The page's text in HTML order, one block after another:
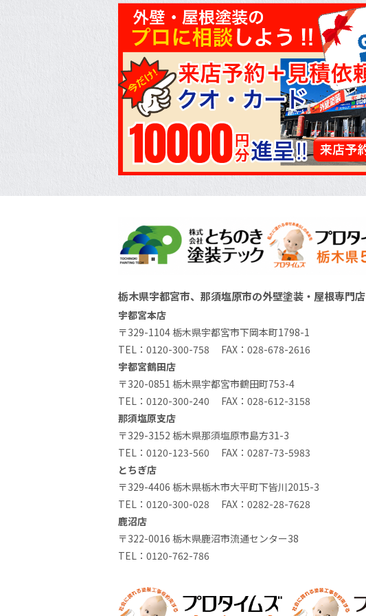
栃木県宇都宮市、那須塩原市の外壁塗装・屋根専門店
宇都宮本店
〒329-1104 栃木県宇都宮市下岡本町1798-1
TEL： 0120-300-758 FAX：028-678-2616
宇都宮鶴田店
〒320-0851 栃木県宇都宮市鶴田町753-4
TEL： 0120-300-240 FAX：028-612-3158
那須塩原支店
〒329-3152 栃木県那須塩原市島方31-3
TEL： 0120-123-560 FAX：0287-73-5983
とちぎ店
〒329-4406 栃木県栃木市大平町下皆川2015-3
TEL： 0120-300-028 FAX：0282-28-7628
鹿沼店
〒322-0016 栃木県鹿沼市流通センター38
TEL： 0120-762-786